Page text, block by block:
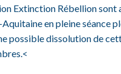
Extinction Rébellion sont
en pleine séance
possible dissolution de